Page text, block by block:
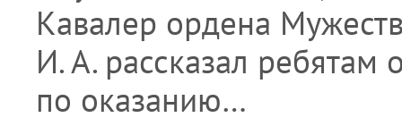
Кавалер ордена
И. А. рассказал ребятам
по оказанию…